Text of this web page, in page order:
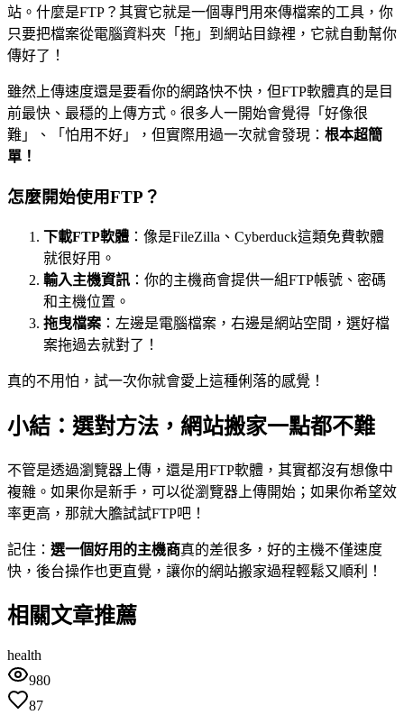
站。什麼是FTP？其實它就是一個專門用來傳檔案的工具，你
只要把檔案從電腦資料夾「拖」到網站目錄裡，它就自動幫你
傳好了！
雖然上傳速度還是要看你的網路快不快，但FTP軟體真的是目
前最快、最穩的上傳方式。很多人一開始會覺得「好像很
難」、「怕用不好」，但實際用過一次就會發現： 根本超簡
單！
怎麼開始使用FTP？
下載FTP軟體 ：像是FileZilla、Cyberduck這類免費軟體
就很好用。
輸入主機資訊 ：你的主機商會提供一組FTP帳號、密碼
和主機位置。
拖曳檔案 ：左邊是電腦檔案，右邊是網站空間，選好檔
案拖過去就對了！
真的不用怕，試一次你就會愛上這種俐落的感覺！
小結：選對方法，網站搬家一點都不難
不管是透過瀏覽器上傳，還是用FTP軟體，其實都沒有想像中
複雜。如果你是新手，可以從瀏覽器上傳開始；如果你希望效
率更高，那就大膽試試FTP吧！
記住： 選一個好用的主機商真的差很多，好的主機不僅速度
快，後台操作也更直覺，讓你的網站搬家過程輕鬆又順利！
相關文章推薦
health
980
87